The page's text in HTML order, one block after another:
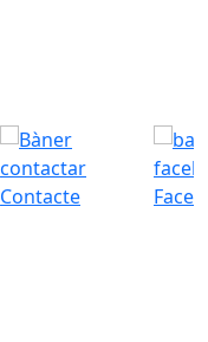
Contacte